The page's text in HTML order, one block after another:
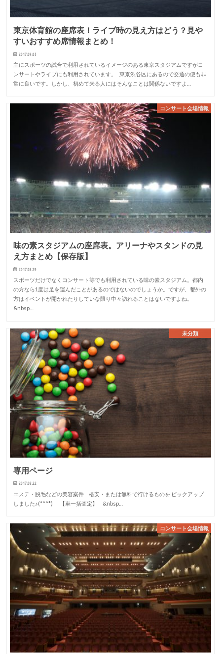
東京体育館の座席表！ライブ時の見え方はどう？見や
すいおすすめ席情報まとめ！
2017.09.05
主にスポーツの試合で利用されているイメージのある東京スタジアムですがコ
ンサートやライブにも利用されています。 東京渋谷区にあるので交通の便も非
常に良いです。しかし、初めて来る人にはそんなことは関係ないですよ…
コンサート会場情報
味の素スタジアムの座席表。アリーナやスタンドの見
え方まとめ【保存版】
2017.08.29
スポーツだけでなくコンサート等でも利用されている味の素スタジアム。都内
の方なら1度は足を運んだことがあるのではないのでしょうか。ですが、都外の
方はイベントが開かれたりしていな限り中々訪れることはないですよね。
&nbsp…
未分類
専用ページ
2017.08.22
エステ・脱毛などの美容案件 格安・または無料で行けるものを ピックアップ
しました♪(*^^*) 【車一括査定】 &nbsp…
コンサート会場情報